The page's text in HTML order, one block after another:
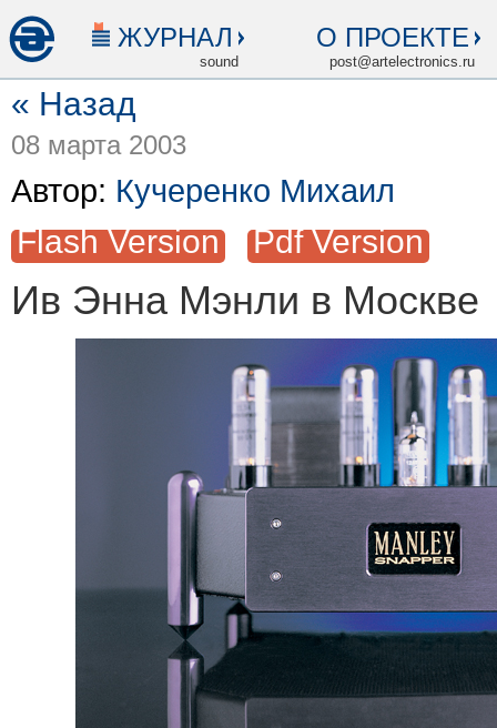
ЖУРНАЛ
sound
О ПРОЕКТЕ
post@artelectronics.ru
« Назад
08 марта 2003
Автор: Кучеренко Михаил
Flash Version Pdf Version
Ив Энна Мэнли в Москве